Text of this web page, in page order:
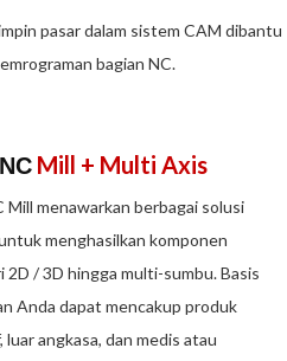
pasar dalam sistem CAM dibantu
bagian NC.
Mill + Multi Axis
Mill menawarkan berbagai solusi
menghasilkan komponen
2D / 3D hingga multi-sumbu. Basis
Anda dapat mencakup produk
angkasa, dan medis atau